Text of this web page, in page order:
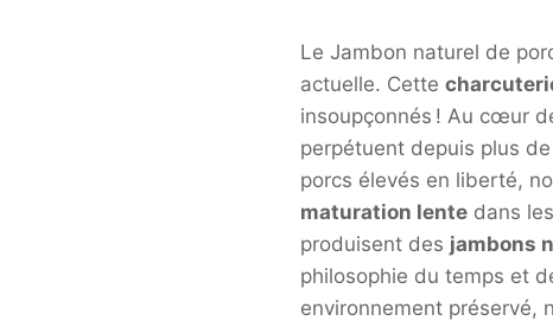
Le Jambon naturel de
actuelle. Cette
insoupçonnés ! Au cœur
perpétuent depuis plus
porcs élevés en liberté,
maturation lente dans
produisent des jambons
philosophie du temps et
environnement préservé,